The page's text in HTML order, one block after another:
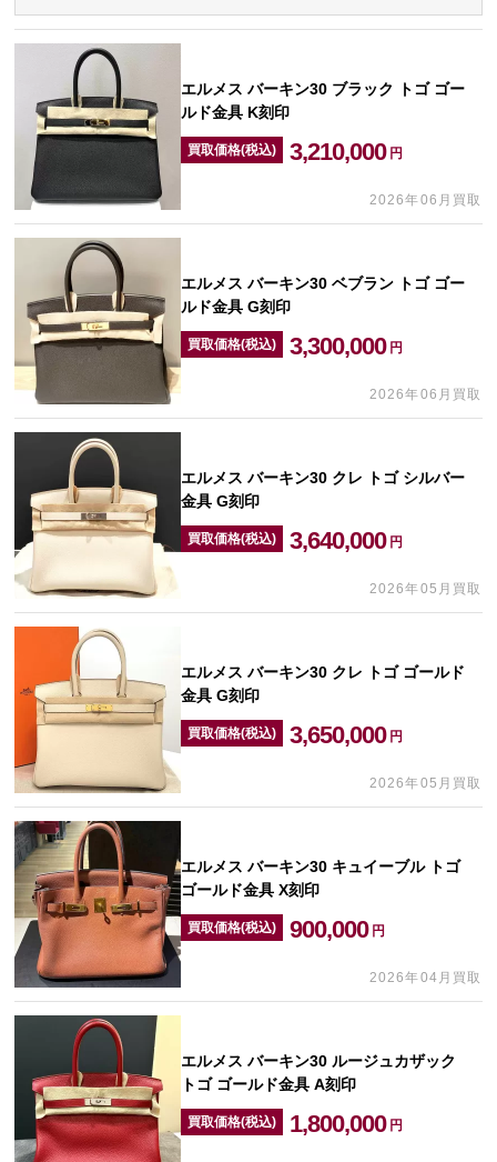
エルメス バーキン30 ブラック トゴ ゴー
ルド金具 K刻印
買取価格(税込) 3,210,000 円
2026年06月買取
エルメス バーキン30 ベブラン トゴ ゴー
ルド金具 G刻印
買取価格(税込) 3,300,000 円
2026年06月買取
エルメス バーキン30 クレ トゴ シルバー
金具 G刻印
買取価格(税込) 3,640,000 円
2026年05月買取
エルメス バーキン30 クレ トゴ ゴールド
金具 G刻印
買取価格(税込) 3,650,000 円
2026年05月買取
エルメス バーキン30 キュイーブル トゴ
ゴールド金具 X刻印
買取価格(税込) 900,000 円
2026年04月買取
エルメス バーキン30 ルージュカザック
トゴ ゴールド金具 A刻印
買取価格(税込) 1,800,000 円